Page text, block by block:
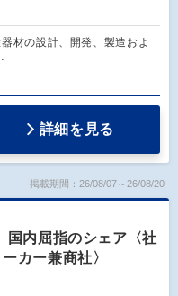
材の設計、開発、製造およ
詳細を見る
掲載期間：26/08/07～26/08/20
国内屈指のシェア〈社
カー兼商社〉